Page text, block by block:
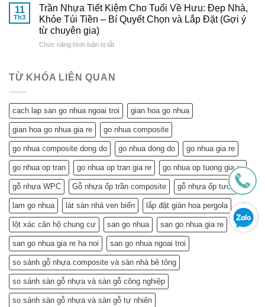
Hưu
Chi
Tiết
Nhựa
Pháp
Hoàn
Hảo
So
Tiết
Lợi
Ích
Tuyệt
Trần
Lại
Nhà
Tuổi
Về
Không
Chỉ
Tiết
Kiệm
Mà
Còn…
An
Tâm
Sống
Khỏe
11
Th3
Trần Nhựa Tiết Kiệm Cho Tuổi Về Hưu: Đẹp Nhà,
Khỏe Túi Tiền – Bí Quyết Chọn và Lắp Đặt (Gợi ý
từ chuyên gia)
Chức năng bình luận bị tắtở
Tiết
Tuổi
Về
Hưu:
Đẹp
Nhà,
Khỏe
Túi
Tiền
–
Bí
Quyết
Chọn
và
Lắp
Đặt
(Gợi
ý
từ
chuyên
gia)
TỪ KHÓA LIÊN QUAN
cach lap san go nhua ngoai troi gian hoa go nhua
gian hoa go nhua gia re go nhua composite
go nhua composite dong do go nhua dong do go nhua gia re
go nhua op tran go nhua op tran gia re go nhua op tuong gia re
gỗ nhựa WPC Gỗ nhựa ốp trần composite gỗ nhựa ốp tường
lam go nhua lát sàn nhà ven biển lắp đặt giàn hoa pergola
lột xác căn hộ chung cư san go nhua san go nhua gia re
san go nhua gia re ha noi san go nhua ngoai troi
so sánh gỗ nhựa composite và sàn nhà bê tông
so sánh sàn gỗ nhựa và sàn gỗ công nghiệp
so sánh sàn gỗ nhựa và sàn gỗ tự nhiên